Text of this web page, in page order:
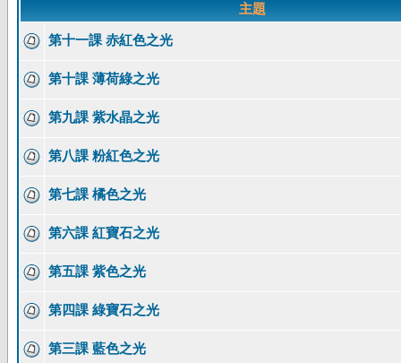
主題
第十一課 赤紅色之光
第十課 薄荷綠之光
第九課 紫水晶之光
第八課 粉紅色之光
第七課 橘色之光
第六課 紅寶石之光
第五課 紫色之光
第四課 綠寶石之光
第三課 藍色之光